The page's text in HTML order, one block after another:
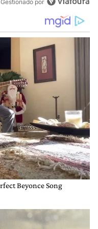
Gestionado por